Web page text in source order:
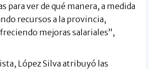
para ver de qué manera, a medida
recursos a la provincia,
mejoras salariales”,
López Silva atribuyó las